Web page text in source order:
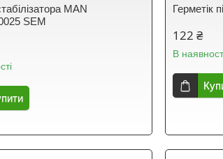
MAN
SEM
Герметік
122 ₴
В